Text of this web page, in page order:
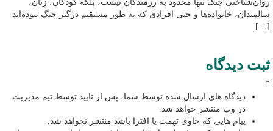
روان‌شناختی جنگ تنها محدود به رزمندگان نیست، بلکه کودکان، زنان،
سالمندان، خانواده‌ها و حتی افرادی که به طور مستقیم درگیر جنگ نبوده‌اند
[…]
ثبت دیدگاه
دیدگاه های ارسال شده توسط شما، پس از تایید توسط تیم مدیریت
در وب منتشر خواهد شد.
پیام هایی که حاوی تهمت یا افترا باشد منتشر نخواهد شد.